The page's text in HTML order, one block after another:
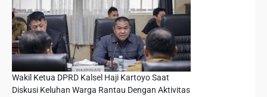
Wakil Ketua DPRD Kalsel Haji Kartoyo Saat
Diskusi Keluhan Warga Rantau Dengan Aktivitas